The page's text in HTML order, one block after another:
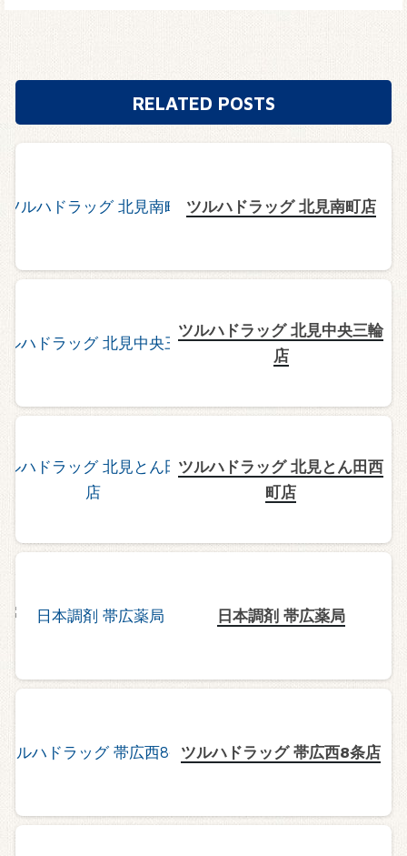
RELATED POSTS
ツルハドラッグ 北見南町店
ツルハドラッグ 北見中央三輪
店
ツルハドラッグ 北見とん田西
町店
日本調剤 帯広薬局
ツルハドラッグ 帯広西8条店